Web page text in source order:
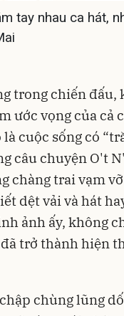
tay nhau ca hát,
trong chiến đấu,
ước vọng của cả
cuộc sống có
câu chuyện O't
chàng trai vạm
dệt vải và hát
ảnh ấy, không
trở thành hiện
chùng lũng